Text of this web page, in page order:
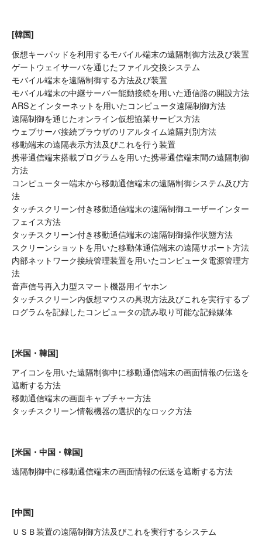
[韓国]
仮想キーパッドを利用するモバイル端末の遠隔制御方法及び装置
ゲートウェイサーバを通じたファイル交換システム
モバイル端末を遠隔制御する方法及び装置
モバイル端末の中継サーバー能動接続を用いた通信路の開設方法
ARSとインターネットを用いたコンピュータ遠隔制御方法
遠隔制御を通じたオンライン仮想協業サービス方法
ウェブサーバ接続ブラウザのリアルタイム遠隔判別方法
移動端末の遠隔表示方法及びこれを行う装置
携帯通信端末搭載プログラムを用いた携帯通信端末間の遠隔制御
方法
コンピューター端末から移動通信端末の遠隔制御システム及び方
法
タッチスクリーン付き移動通信端末の遠隔制御ユーザーインター
フェイス方法
タッチスクリーン付き移動通信端末の遠隔制御操作状態方法
スクリーンショットを用いた移動体通信端末の遠隔サポート方法
内部ネットワーク接続管理装置を用いたコンピュータ電源管理方
法
音声信号再入力型スマート機器用イヤホン
タッチスクリーン内仮想マウスの具現方法及びこれを実行するプ
ログラムを記録したコンピュータの読み取り可能な記録媒体
[米国・韓国]
アイコンを用いた遠隔制御中に移動通信端末の画面情報の伝送を
遮断する方法
移動通信端末の画面キャプチャー方法
タッチスクリーン情報機器の選択的なロック方法
[米国・中国・韓国]
遠隔制御中に移動通信端末の画面情報の伝送を遮断する方法
[中国]
ＵＳＢ装置の遠隔制御方法及びこれを実行するシステム